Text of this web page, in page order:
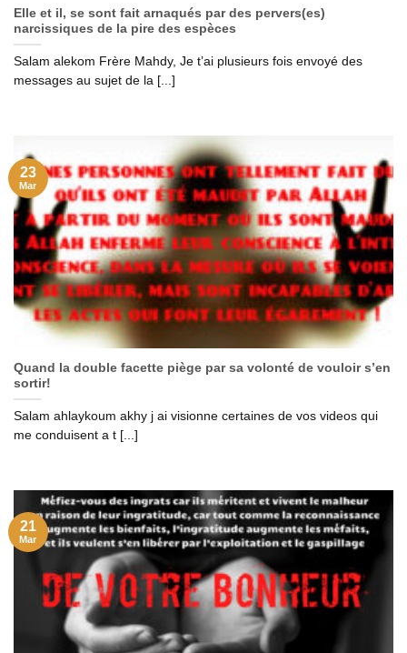
Elle et il, se sont fait arnaqués par des pervers(es)
narcissiques de la pire des espèces
Salam alekom Frère Mahdy, Je t’ai plusieurs fois envoyé des
messages au sujet de la [...]
Quand la double facette piège par sa volonté de vouloir s’en
sortir!
Salam ahlaykoum akhy j ai visionne certaines de vos videos qui
me conduisent a t [...]
23
Mar
21
Mar